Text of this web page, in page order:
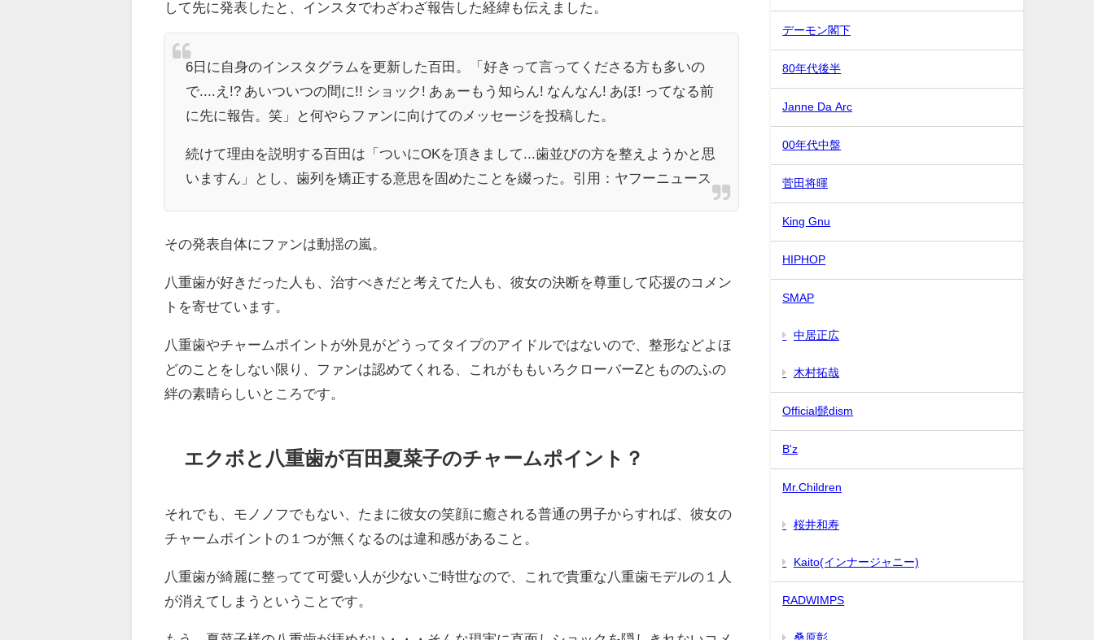
して先に発表したと、インスタでわざわざ報告した経緯も伝えました。
6日に自身のインスタグラムを更新した百田。「好きって言ってくださる方も多いの
で....え!? あいついつの間に!! ショック! あぁーもう知らん! なんなん! あほ! ってなる前
に先に報告。笑」と何やらファンに向けてのメッセージを投稿した。
続けて理由を説明する百田は「ついにOKを頂きまして...歯並びの方を整えようかと思
いますん」とし、歯列を矯正する意思を固めたことを綴った。引用：ヤフーニュース
その発表自体にファンは動揺の嵐。
八重歯が好きだった人も、治すべきだと考えてた人も、彼女の決断を尊重して応援のコメン
トを寄せています。
八重歯やチャームポイントが外見がどうってタイプのアイドルではないので、整形などよほ
どのことをしない限り、ファンは認めてくれる、これがももいろクローバーZともののふの
絆の素晴らしいところです。
エクボと八重歯が百田夏菜子のチャームポイント？
それでも、モノノフでもない、たまに彼女の笑顔に癒される普通の男子からすれば、彼女の
チャームポイントの１つが無くなるのは違和感があること。
八重歯が綺麗に整ってて可愛い人が少ないご時世なので、これで貴重な八重歯モデルの１人
が消えてしまうということです。
デーモン閣下
80年代後半
Janne Da Arc
00年代中盤
菅田将暉
King Gnu
HIPHOP
SMAP
中居正広
木村拓哉
Official髭dism
B'z
Mr.Children
桜井和寿
Kaito(インナージャニー)
RADWIMPS